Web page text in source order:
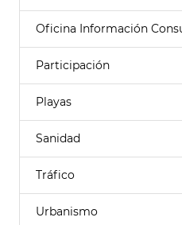
Oficina Información
Participación
Playas
Sanidad
Tráfico
Urbanismo